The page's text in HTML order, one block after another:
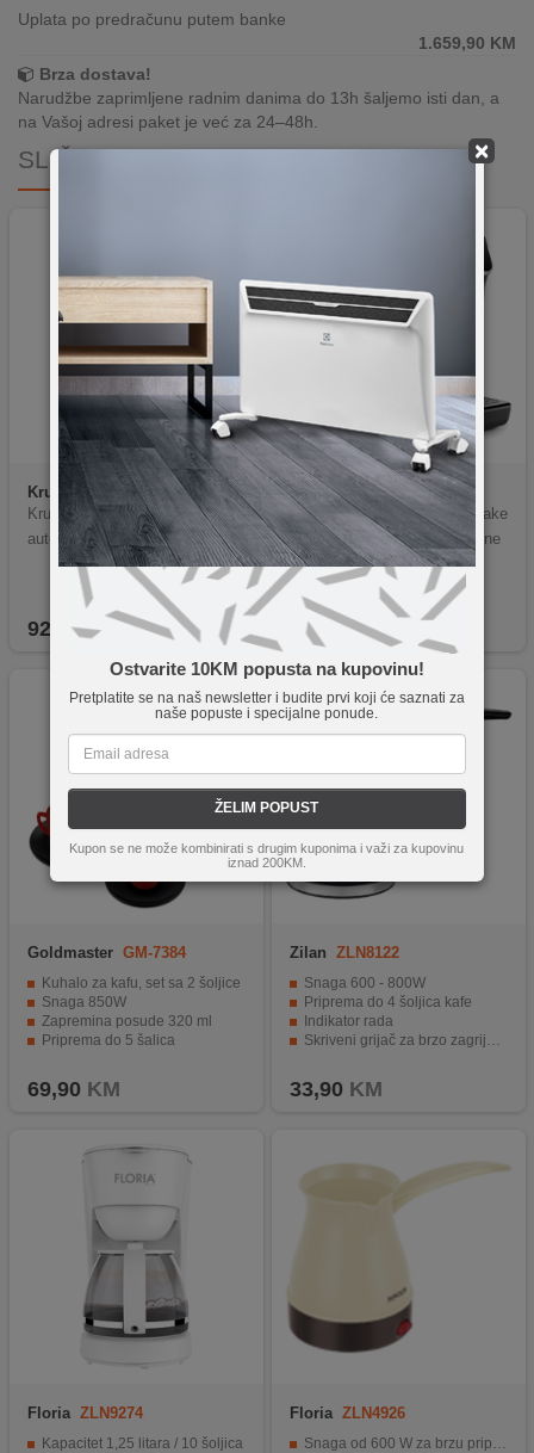
×
Ostvarite 10KM popusta na kupovinu!
Pretplatite se na naš newsletter i budite prvi koji će saznati za
naše popuste i specijalne ponude.
ŽELIM POPUST
Kupon se ne može kombinirati s drugim kuponima i važi za kupovinu
iznad 200KM.
Uplata po predračunu putem banke
1.659,90 KM
Brza dostava!
Narudžbe zaprimljene radnim danima do 13h šaljemo isti dan, a
na Vašoj adresi paket je već za 24–48h.
SLIČNI PROIZVODI
Krups
EA910A10
Krups Sensation EA910A Fully-
auto Espresso machine 1.7 L
924,90KM
Philips
EP2331/10
Philips EP2331/10 coffee make
r Fully-auto Espresso machine
1.069,90KM
Goldmaster GM-7384
Kuhalo za kafu, set sa 2 šoljice
Snaga 850W
Zapremina posude 320 ml
Priprema do 5 šalica
69,90 KM
Zilan ZLN8122
Snaga 600 - 800W
Priprema do 4 šoljica kafe
Indikator rada
Skriveni grijač za brzo zagrijavanje vode
33,90 KM
Floria ZLN9274
Kapacitet 1,25 litara / 10 šoljica
Floria ZLN4926
Snaga od 600 W za brzu pripremu kave